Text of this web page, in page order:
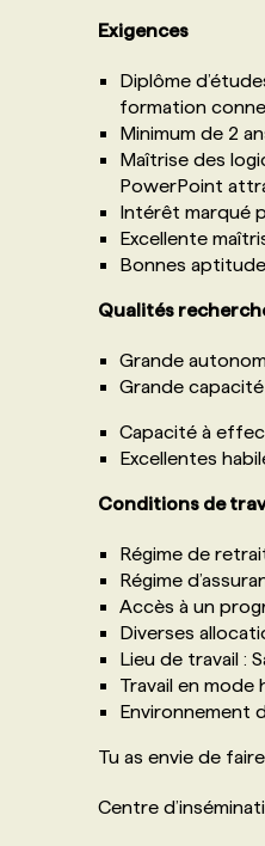
Exigences
Diplôme
formation
Minimum de 2
Maîtrise des
PowerPoint
Intérêt marqué
Excellente
Bonnes
Qualités
Grande
Grande
Capacité à
Excellentes
Conditions de
Régime de
Régime
Accès à un
Diverses
Lieu de travail :
Travail en mode
Environnement
Tu as envie de
Centre